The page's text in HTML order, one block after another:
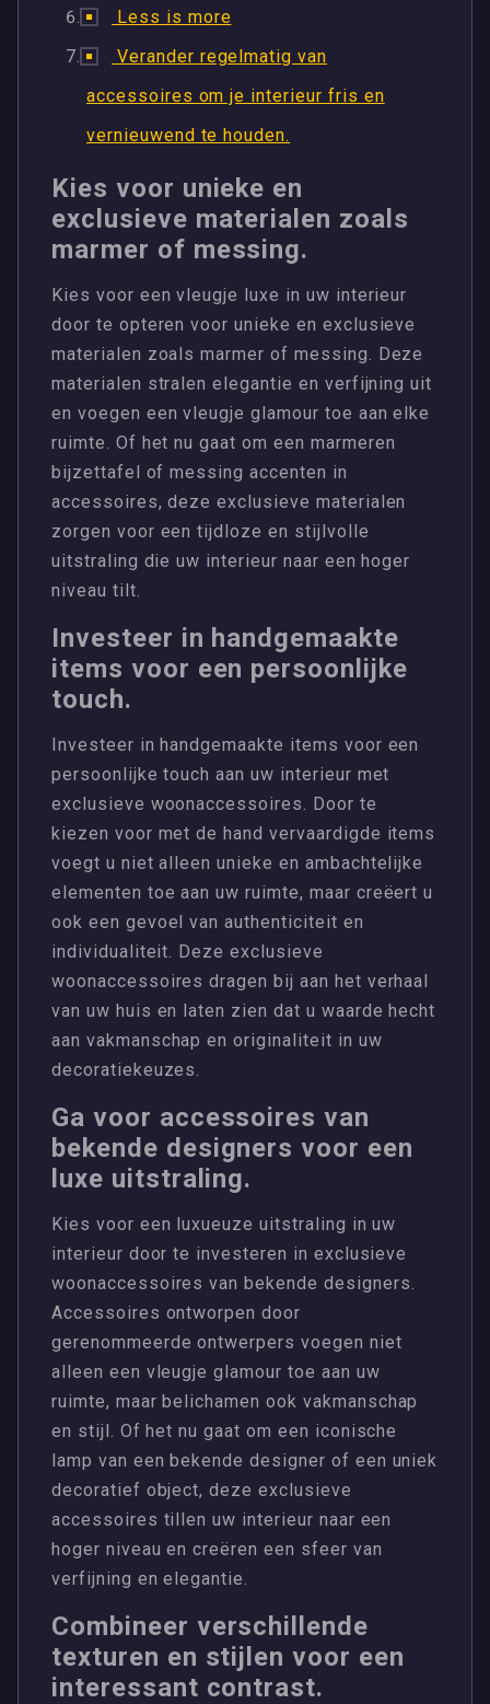
Less is more
Verander regelmatig van
accessoires om je interieur fris en
vernieuwend te houden.
Kies voor unieke en
exclusieve materialen zoals
marmer of messing.
Kies voor een vleugje luxe in uw interieur
door te opteren voor unieke en exclusieve
materialen zoals marmer of messing. Deze
materialen stralen elegantie en verfijning uit
en voegen een vleugje glamour toe aan elke
ruimte. Of het nu gaat om een marmeren
bijzettafel of messing accenten in
accessoires, deze exclusieve materialen
zorgen voor een tijdloze en stijlvolle
uitstraling die uw interieur naar een hoger
niveau tilt.
Investeer in handgemaakte
items voor een persoonlijke
touch.
Investeer in handgemaakte items voor een
persoonlijke touch aan uw interieur met
exclusieve woonaccessoires. Door te
kiezen voor met de hand vervaardigde items
voegt u niet alleen unieke en ambachtelijke
elementen toe aan uw ruimte, maar creëert u
ook een gevoel van authenticiteit en
individualiteit. Deze exclusieve
woonaccessoires dragen bij aan het verhaal
van uw huis en laten zien dat u waarde hecht
aan vakmanschap en originaliteit in uw
decoratiekeuzes.
Ga voor accessoires van
bekende designers voor een
luxe uitstraling.
Kies voor een luxueuze uitstraling in uw
interieur door te investeren in exclusieve
woonaccessoires van bekende designers.
Accessoires ontworpen door
gerenommeerde ontwerpers voegen niet
alleen een vleugje glamour toe aan uw
ruimte, maar belichamen ook vakmanschap
en stijl. Of het nu gaat om een iconische
lamp van een bekende designer of een uniek
decoratief object, deze exclusieve
accessoires tillen uw interieur naar een
hoger niveau en creëren een sfeer van
verfijning en elegantie.
Combineer verschillende
texturen en stijlen voor een
interessant contrast.